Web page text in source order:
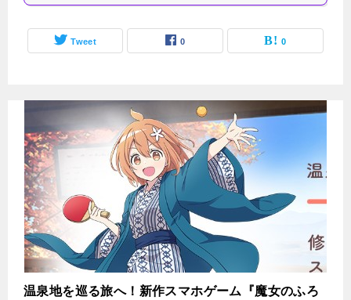
Tweet 0 0
温泉地を巡る旅へ！新作スマホゲーム『魔女のふろ